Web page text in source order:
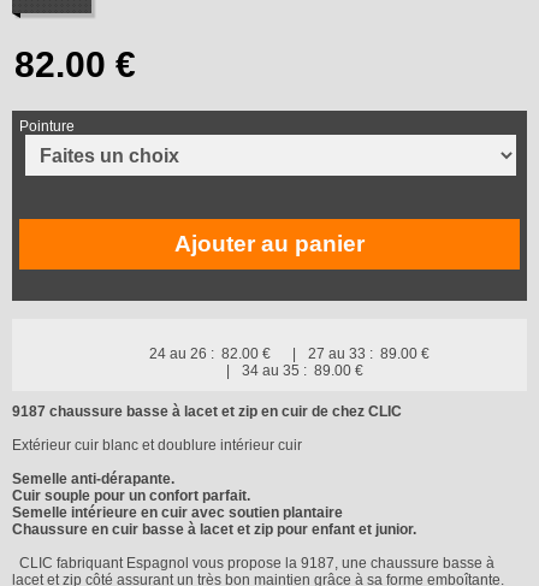
Pointure
Ajouter au panier
24 au 26 : 82.00 € 27 au 33 : 89.00 €
34 au 35 : 89.00 €
9187 chaussure basse à lacet et zip en cuir de chez CLIC
Extérieur cuir blanc et doublure intérieur cuir
Semelle anti-dérapante.
Cuir souple pour un confort parfait.
Semelle intérieure en cuir avec soutien plantaire
Chaussure en cuir basse à lacet et zip pour enfant et junior.
CLIC fabriquant Espagnol vous propose la 9187, une chaussure basse à
lacet et zip côté assurant un très bon maintien grâce à sa forme emboîtante.